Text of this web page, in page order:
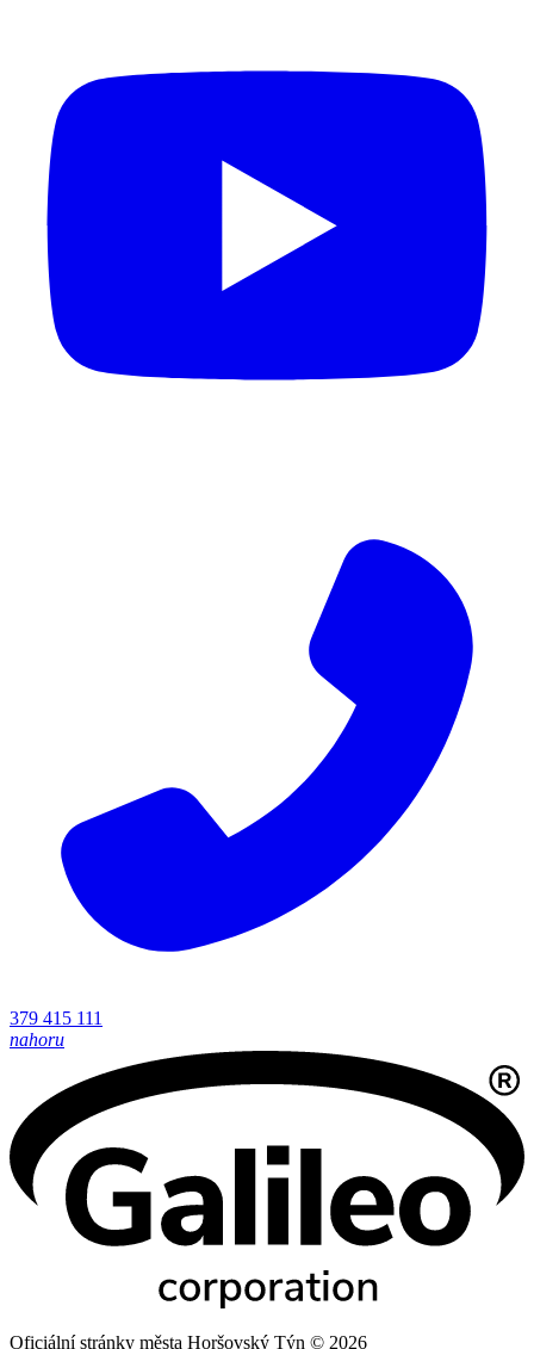
379 415 111
nahoru
Oficiální stránky města Horšovský Týn © 2026